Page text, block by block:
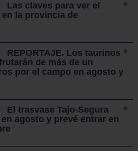
Las claves para ver el
la provincia de
REPORTAJE. Los taurinos
de más de un
por el campo en agosto y
El trasvase Tajo-Segura
agosto y prevé entrar en